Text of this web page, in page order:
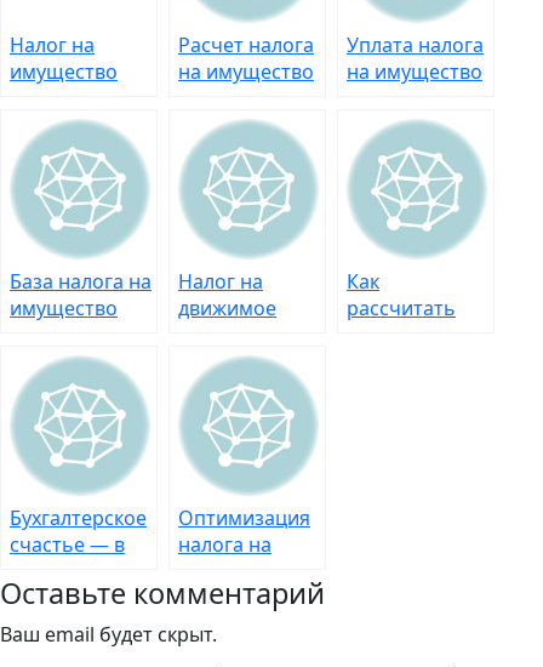
Налог на
имущество
на УСН и ЕНВД
Расчет налога
на имущество
за все нужно
платить
Уплата налога
на имущество
расплата за
все движимое
и недвижимое
База налога на
имущество
основа для
правильных
расчетов
Налог на
движимое
встрепенись,
экономика!
Как
рассчитать
Бухгалтерское
счастье — в
«потока»
Оптимизация
налога на
ищем лазейки
в
законодательстве
Оставьте комментарий
Ваш email будет скрыт.